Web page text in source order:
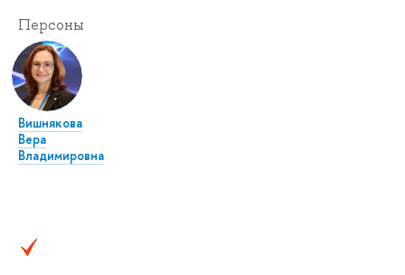
Персоны
Вишнякова
Вера
Владимировна